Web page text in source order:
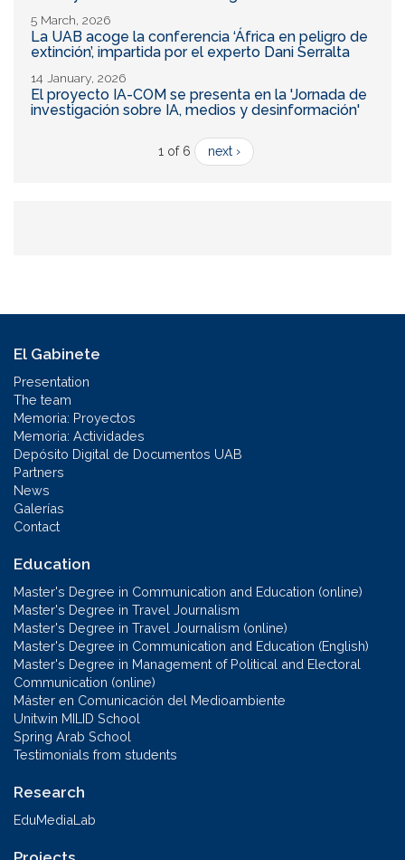
5 March, 2026
La UAB acoge la conferencia ‘África en peligro de
extinción’, impartida por el experto Dani Serralta
14 January, 2026
El proyecto IA-COM se presenta en la 'Jornada de
investigación sobre IA, medios y desinformación'
1 of 6 next ›
El Gabinete
Presentation
The team
Memoria: Proyectos
Memoria: Actividades
Depósito Digital de Documentos UAB
Partners
News
Galerías
Contact
Education
Master's Degree in Communication and Education (online)
Master's Degree in Travel Journalism
Master's Degree in Travel Journalism (online)
Master's Degree in Communication and Education (English)
Master's Degree in Management of Political and Electoral
Communication (online)
Máster en Comunicación del Medioambiente
Unitwin MILID School
Spring Arab School
Testimonials from students
Research
EduMediaLab